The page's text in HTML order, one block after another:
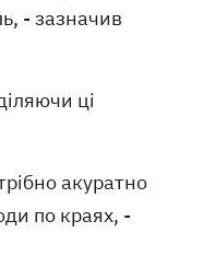
- зазначив
ці
акуратно
по краях, -